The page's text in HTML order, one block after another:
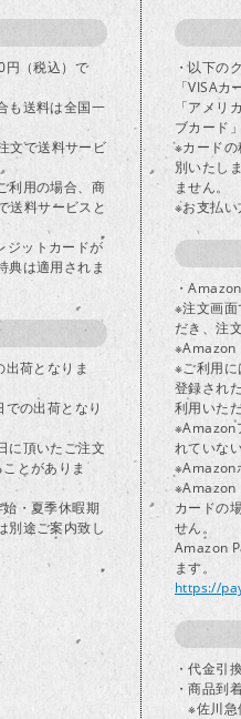
円（税込）で
も送料は全国一
文で送料サービ
利用の場合、商
送料サービスと
ジットカードが
典は適用されま
出荷となりま
の出荷となり
に頂いたご注文
とがありま
・夏季休暇期
別途ご案内致し
・以下の
「VISA
「アメリ
ブカード
※カード
別いたし
ません。
※お支払い
・
※注文画
だき、注
※Amazon
※ご利用に
登録され
利用いた
※Amazon
れていな
※Amazon
※Amazon
カードの
せん。
Amazon
ます。
https://
・代金引
・商品到
※佐川急